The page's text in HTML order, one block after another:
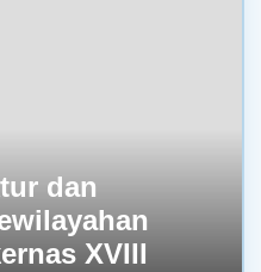
dan
XVIII